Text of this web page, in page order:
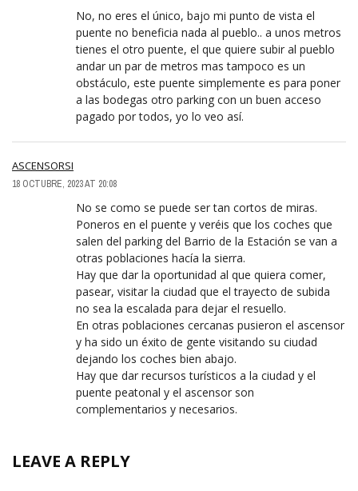
No, no eres el único, bajo mi punto de vista el
puente no beneficia nada al pueblo.. a unos metros
tienes el otro puente, el que quiere subir al pueblo
andar un par de metros mas tampoco es un
obstáculo, este puente simplemente es para poner
a las bodegas otro parking con un buen acceso
pagado por todos, yo lo veo así.
ASCENSORSI
18 OCTUBRE, 2023 AT 20:08
No se como se puede ser tan cortos de miras.
Poneros en el puente y veréis que los coches que
salen del parking del Barrio de la Estación se van a
otras poblaciones hacía la sierra.
Hay que dar la oportunidad al que quiera comer,
pasear, visitar la ciudad que el trayecto de subida
no sea la escalada para dejar el resuello.
En otras poblaciones cercanas pusieron el ascensor
y ha sido un éxito de gente visitando su ciudad
dejando los coches bien abajo.
Hay que dar recursos turísticos a la ciudad y el
puente peatonal y el ascensor son
complementarios y necesarios.
LEAVE A REPLY